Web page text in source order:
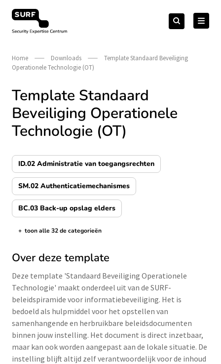
naar
Security Expertise Centrum – by SURF
Zoeken
naar:Zoeken
Home Downloads
Template Standaard Beveiliging
Operationele Technologie (OT)
Template Standaard
Beveiliging Operationele
Technologie (OT)
ID.02 Administratie van toegangsrechten
SM.02 Authenticatiemechanismes
BC.03 Back-up opslag elders
de categorieën tonen/verbergen
+ toon alle 32 de categorieën
Over deze template
Deze template 'Standaard Beveiliging Operationele
Technologie' maakt onderdeel uit van de SURF-
beleidspiramide voor informatiebeveiliging. Het is
bedoeld als hulpmiddel voor het opstellen van
samenhangende en herbruikbare beleidsdocumenten
binnen jouw instelling. Het document is direct inzetbaar,
maar kan ook worden aangepast aan de lokale situatie. De
instelling blijft altijd zelf verantwoordelijk voor de inhoud